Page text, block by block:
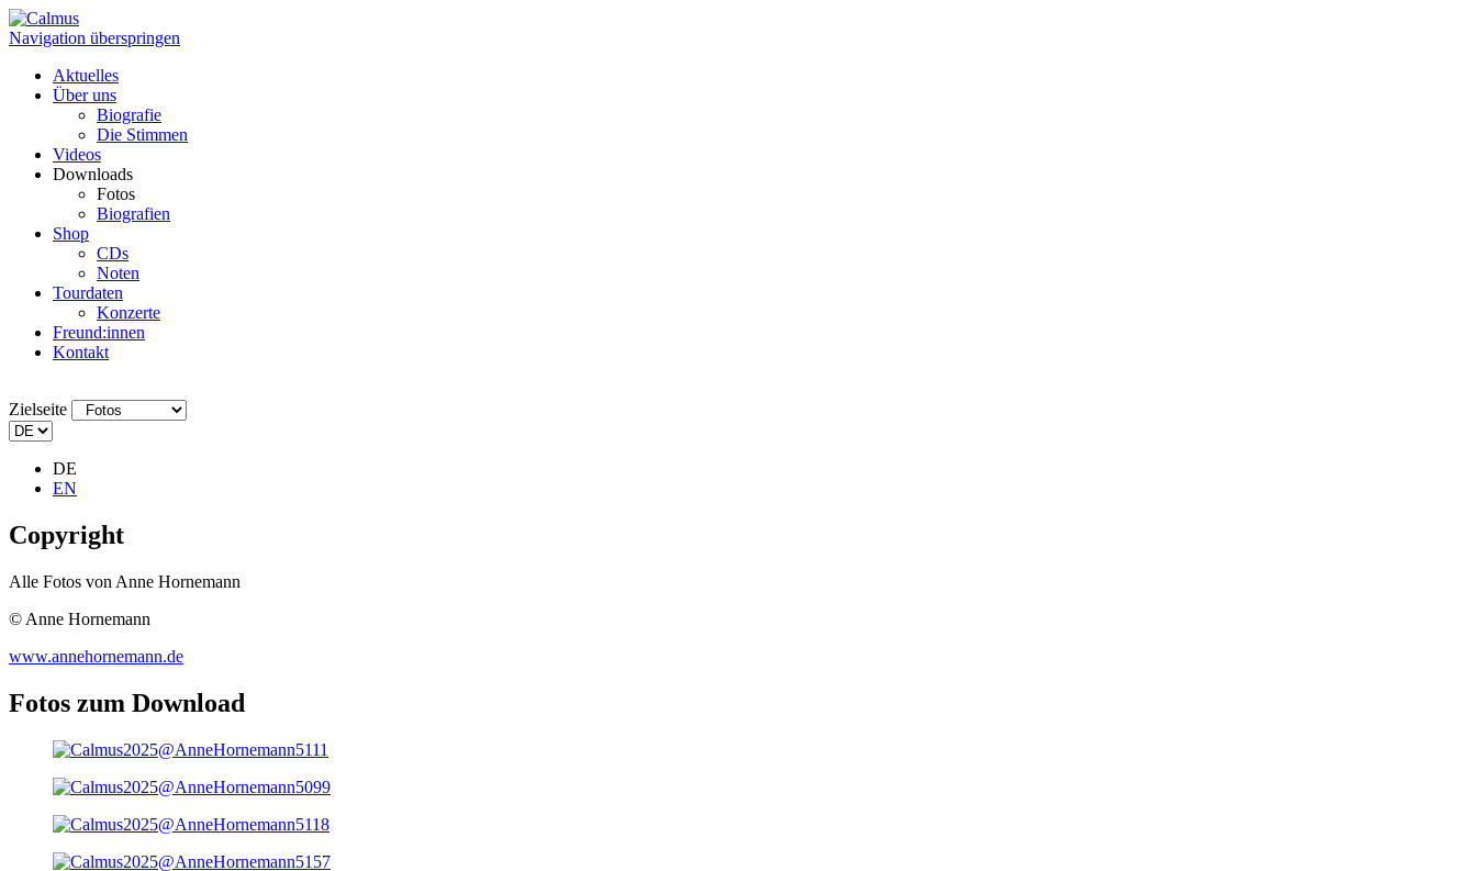
Navigation überspringen
Aktuelles
Über uns
Biografie
Die Stimmen
Videos
Downloads
Fotos
Biografien
Shop
CDs
Noten
Tourdaten
Konzerte
Freund:innen
Kontakt
Zielseite
DE
EN
Copyright
Alle Fotos von Anne Hornemann
© Anne Hornemann
www.annehornemann.de
Fotos zum Download